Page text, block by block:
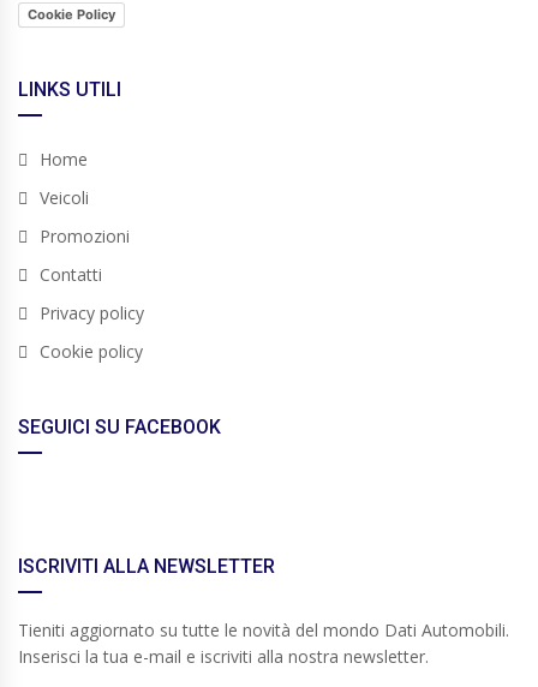
Cookie Policy
LINKS UTILI
Home
Veicoli
Promozioni
Contatti
Privacy policy
Cookie policy
SEGUICI SU FACEBOOK
ISCRIVITI ALLA NEWSLETTER
Tieniti aggiornato su tutte le novità del mondo Dati Automobili.
Inserisci la tua e-mail e iscriviti alla nostra newsletter.